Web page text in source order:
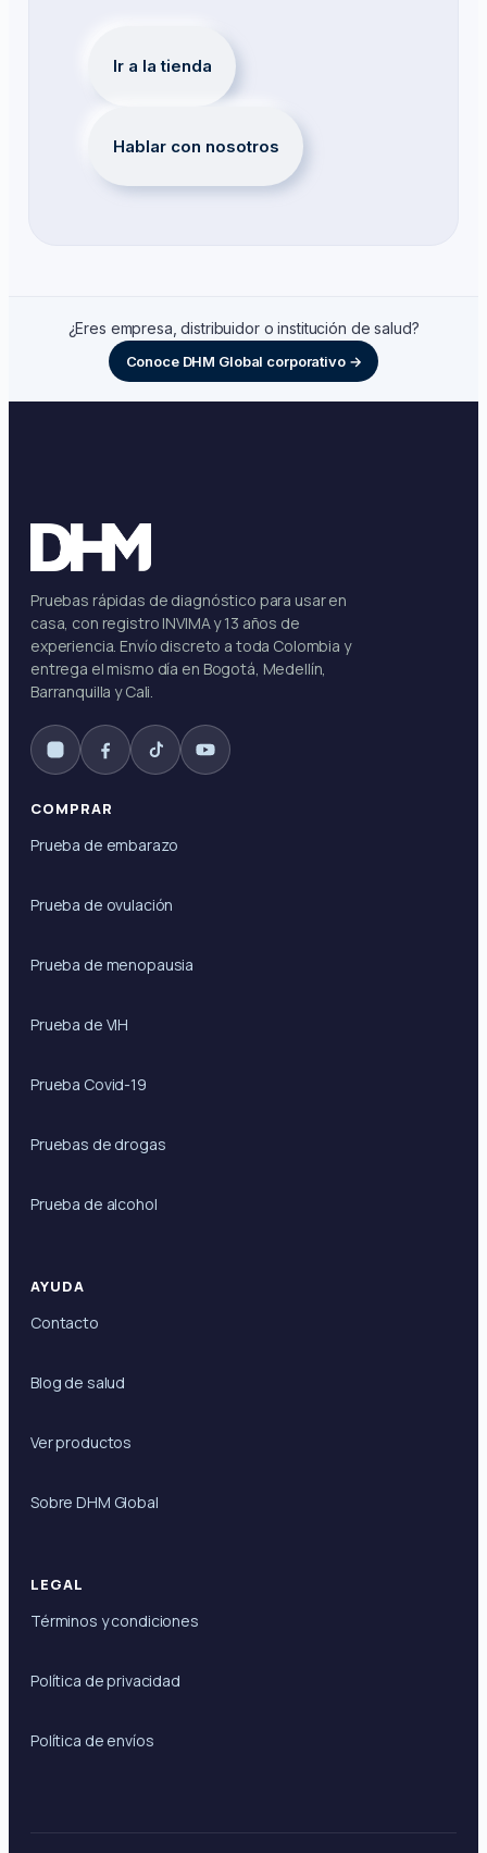
Ir a la tienda
Hablar con nosotros
¿Eres empresa, distribuidor o institución de salud?
Conoce DHM Global corporativo →
Pruebas rápidas de diagnóstico para usar en
casa, con registro INVIMA y 13 años de
experiencia. Envío discreto a toda Colombia y
entrega el mismo día en Bogotá, Medellín,
Barranquilla y Cali.
COMPRAR
Prueba de embarazo
Prueba de ovulación
Prueba de menopausia
Prueba de VIH
Prueba Covid-19
Pruebas de drogas
Prueba de alcohol
AYUDA
Contacto
Blog de salud
Ver productos
Sobre DHM Global
LEGAL
Términos y condiciones
Política de privacidad
Política de envíos